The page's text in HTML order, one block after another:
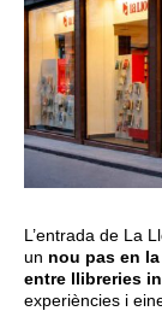
L’entrada de La
un nou pas en
entre llibreries
experiències i